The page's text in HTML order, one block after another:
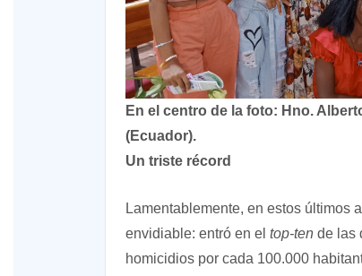
En el centro de la foto: Hno.
(Ecuador).
Un triste récord
Lamentablemente, en estos últimos
envidiable: entró en el top-ten de las
homicidios por cada 100.000